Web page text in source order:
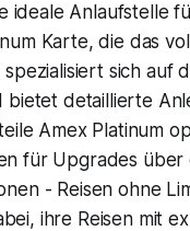
ideale Anlaufstelle
Karte, die das
sich
bietet detaillierte
Amex Platinum
für Upgrades
- Reisen ohne
ihre Reisen mit